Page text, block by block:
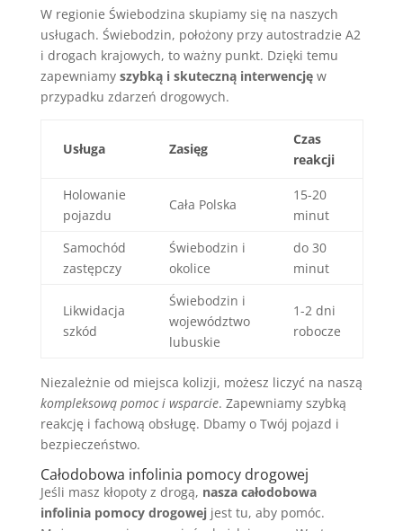
W regionie Świebodzina skupiamy się na naszych
usługach. Świebodzin, położony przy autostradzie A2
i drogach krajowych, to ważny punkt. Dzięki temu
zapewniamy szybką i skuteczną interwencjęw
przypadku zdarzeń drogowych.
Usługa Zasięg
Czas
reakcji
Holowanie
pojazdu
Cała Polska
15-20
minut
Samochód
zastępczy
Świebodzin i
okolice
do 30
minut
Likwidacja
szkód
Świebodzin i
województwo
lubuskie
1-2 dni
robocze
Niezależnie od miejsca kolizji, możesz liczyć na naszą
kompleksową pomoc i wsparcie. Zapewniamy szybką
reakcję i fachową obsługę. Dbamy o Twój pojazd i
bezpieczeństwo.
Całodobowa infolinia pomocy drogowej
Jeśli masz kłopoty z drogą, nasza całodobowa
infolinia pomocy drogowejjest tu, aby pomóc.